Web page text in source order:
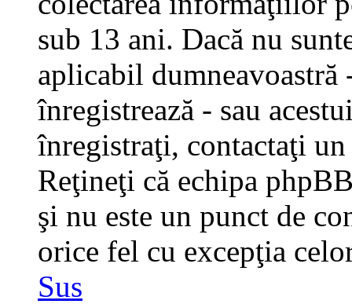
sub 13 ani. Dacă nu
aplicabil dumneavoastră
înregistrează - sau
înregistraţi, contactaţi
Reţineţi că echipa
şi nu este un punct de
orice fel cu excepţia
Sus